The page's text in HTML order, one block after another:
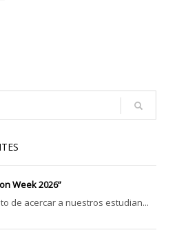
Week 2026”
de acercar a nuestros estudian...